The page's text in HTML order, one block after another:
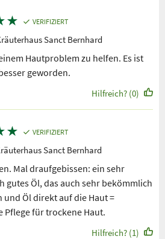
★ VERIFIZIERT
Sanct Bernhard
Hautproblem zu helfen. Es ist
geworden.
Hilfreich? (0)
★ VERIFIZIERT
Sanct Bernhard
Mal draufgebissen: ein sehr
gutes Öl, das auch sehr bekömmlich
und Öl direkt auf die Haut =
für trockene Haut.
Hilfreich? (1)